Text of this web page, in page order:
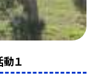
動１